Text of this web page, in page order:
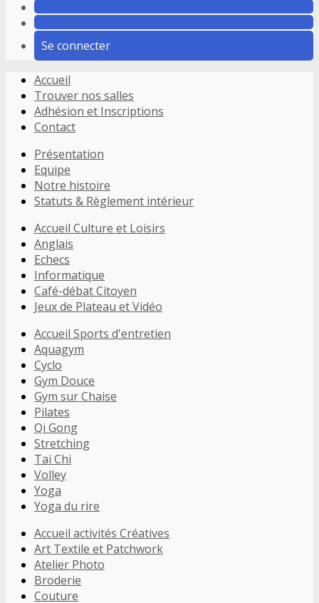
Se connecter
Accueil
Trouver nos salles
Adhésion et Inscriptions
Contact
Présentation
Equipe
Notre histoire
Statuts & Règlement intérieur
Accueil Culture et Loisirs
Anglais
Echecs
Informatique
Café-débat Citoyen
Jeux de Plateau et Vidéo
Accueil Sports d'entretien
Aquagym
Cyclo
Gym Douce
Gym sur Chaise
Pilates
Qi Gong
Stretching
Tai Chi
Volley
Yoga
Yoga du rire
Accueil activités Créatives
Art Textile et Patchwork
Atelier Photo
Broderie
Couture